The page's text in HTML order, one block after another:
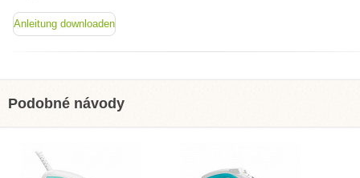
Anleitung downloaden
Podobné návody